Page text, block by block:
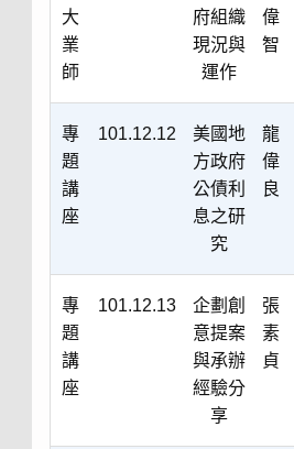
大
業
師
府組織
現況與
運作
偉
智
專
題
講
座
101.12.12
美國地
方政府
公債利
息之研
究
龍
偉
良
專
題
講
座
101.12.13
企劃創
意提案
與承辦
經驗分
享
張
素
貞